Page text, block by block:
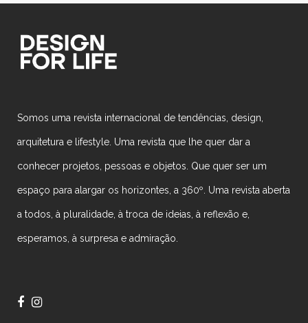
Somos uma revista internacional de tendências, design,
arquitetura e lifestyle. Uma revista que lhe quer dar a
conhecer projetos, pessoas e objetos. Que quer ser um
espaço para alargar os horizontes, a 360º. Uma revista aberta
a todos, à pluralidade, à troca de ideias, à reflexão e,
esperamos, à surpresa e admiração.